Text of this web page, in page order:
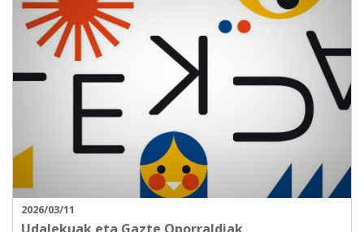
2026/03/11